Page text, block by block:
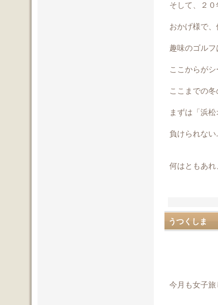
そして、２
おかげ様で
趣味のゴル
ここからが
ここまでの
まずは「浜
負けられない
何はともあ
うつくしま
今月も女子